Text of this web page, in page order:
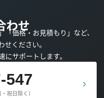
わせ
「価格・お見積もり」など、
せください。
サポートします。
547
祝日除く）